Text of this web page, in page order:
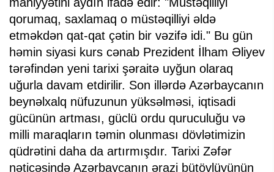
qorumaq, saxlamaq o müstəqilliyi əldə
etməkdən qat-qat çətin bir vəzifə idi." Bu gün
həmin siyasi kurs cənab Prezident İlham Əliyev
tərəfindən yeni tarixi şəraitə uyğun olaraq
uğurla davam etdirilir. Son illərdə Azərbaycanın
beynəlxalq nüfuzunun yüksəlməsi, iqtisadi
gücünün artması, güclü ordu quruculuğu və
milli maraqların təmin olunması dövlətimizin
qüdrətini daha da artırmışdır. Tarixi Zəfər
nəticəsində Azərbaycanın ərazi bütövlüyünün